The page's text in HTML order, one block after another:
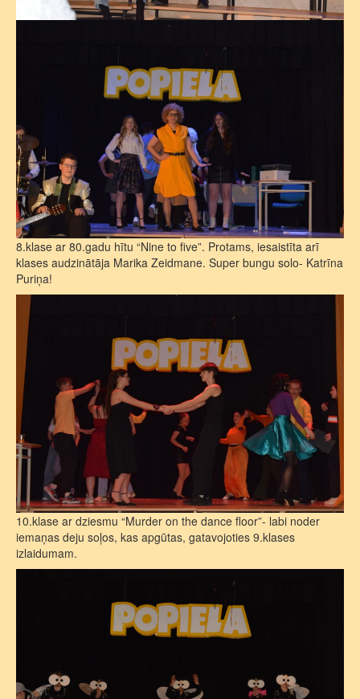
8.klase ar 80.gadu hītu “Nine to five”. Protams, iesaistīta arī
klases audzinātāja Marika Zeidmane. Super bungu solo- Katrīna
Puriņa!
10.klase ar dziesmu “Murder on the dance floor”- labi noder
iemaņas deju soļos, kas apgūtas, gatavojoties 9.klases
izlaidumam.